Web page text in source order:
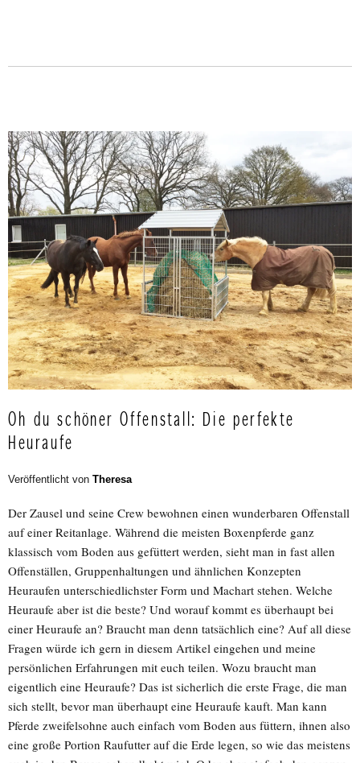
Oh du schöner Offenstall: Die perfekte
Heuraufe
Veröffentlicht von Theresa
Der Zausel und seine Crew bewohnen einen wunderbaren Offenstall
auf einer Reitanlage. Während die meisten Boxenpferde ganz
klassisch vom Boden aus gefüttert werden, sieht man in fast allen
Offenställen, Gruppenhaltungen und ähnlichen Konzepten
Heuraufen unterschiedlichster Form und Machart stehen. Welche
Heuraufe aber ist die beste? Und worauf kommt es überhaupt bei
einer Heuraufe an? Braucht man denn tatsächlich eine? Auf all diese
Fragen würde ich gern in diesem Artikel eingehen und meine
persönlichen Erfahrungen mit euch teilen. Wozu braucht man
eigentlich eine Heuraufe? Das ist sicherlich die erste Frage, die man
sich stellt, bevor man überhaupt eine Heuraufe kauft. Man kann
Pferde zweifelsohne auch einfach vom Boden aus füttern, ihnen also
eine große Portion Raufutter auf die Erde legen, so wie das meistens